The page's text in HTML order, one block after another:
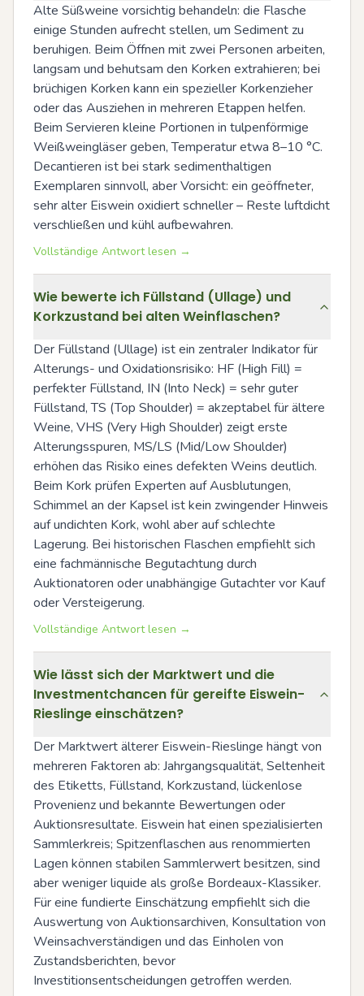
Alte Süßweine vorsichtig behandeln: die Flasche
einige Stunden aufrecht stellen, um Sediment zu
beruhigen. Beim Öffnen mit zwei Personen arbeiten,
langsam und behutsam den Korken extrahieren; bei
brüchigen Korken kann ein spezieller Korkenzieher
oder das Ausziehen in mehreren Etappen helfen.
Beim Servieren kleine Portionen in tulpenförmige
Weißweingläser geben, Temperatur etwa 8–10 °C.
Decantieren ist bei stark sedimenthaltigen
Exemplaren sinnvoll, aber Vorsicht: ein geöffneter,
sehr alter Eiswein oxidiert schneller – Reste luftdicht
verschließen und kühl aufbewahren.
Vollständige Antwort lesen →
Wie bewerte ich Füllstand (Ullage) und
Korkzustand bei alten Weinflaschen?
Der Füllstand (Ullage) ist ein zentraler Indikator für
Alterungs- und Oxidationsrisiko: HF (High Fill) =
perfekter Füllstand, IN (Into Neck) = sehr guter
Füllstand, TS (Top Shoulder) = akzeptabel für ältere
Weine, VHS (Very High Shoulder) zeigt erste
Alterungsspuren, MS/LS (Mid/Low Shoulder)
erhöhen das Risiko eines defekten Weins deutlich.
Beim Kork prüfen Experten auf Ausblutungen,
Schimmel an der Kapsel ist kein zwingender Hinweis
auf undichten Kork, wohl aber auf schlechte
Lagerung. Bei historischen Flaschen empfiehlt sich
eine fachmännische Begutachtung durch
Auktionatoren oder unabhängige Gutachter vor Kauf
oder Versteigerung.
Vollständige Antwort lesen →
Wie lässt sich der Marktwert und die
Investmentchancen für gereifte Eiswein-
Rieslinge einschätzen?
Der Marktwert älterer Eiswein-Rieslinge hängt von
mehreren Faktoren ab: Jahrgangsqualität, Seltenheit
des Etiketts, Füllstand, Korkzustand, lückenlose
Provenienz und bekannte Bewertungen oder
Auktionsresultate. Eiswein hat einen spezialisierten
Sammlerkreis; Spitzenflaschen aus renommierten
Lagen können stabilen Sammlerwert besitzen, sind
aber weniger liquide als große Bordeaux-Klassiker.
Für eine fundierte Einschätzung empfiehlt sich die
Auswertung von Auktionsarchiven, Konsultation von
Weinsachverständigen und das Einholen von
Zustandsberichten, bevor
Investitionsentscheidungen getroffen werden.